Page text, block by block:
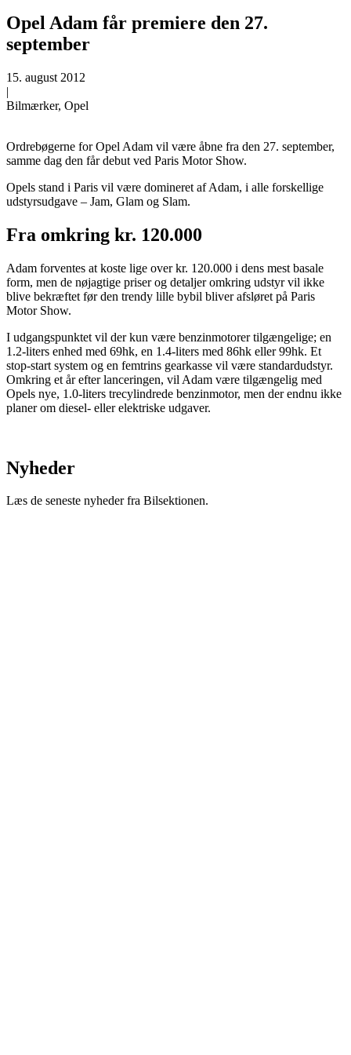
Opel Adam får premiere den 27.
september
15. august 2012
|
Bilmærker, Opel
Ordrebøgerne for Opel Adam vil være åbne fra den 27. september,
samme dag den får debut ved Paris Motor Show.
Opels stand i Paris vil være domineret af Adam, i alle forskellige
udstyrsudgave – Jam, Glam og Slam.
Fra omkring kr. 120.000
Adam forventes at koste lige over kr. 120.000 i dens mest basale
form, men de nøjagtige priser og detaljer omkring udstyr vil ikke
blive bekræftet før den trendy lille bybil bliver afsløret på Paris
Motor Show.
I udgangspunktet vil der kun være benzinmotorer tilgængelige; en
1.2-liters enhed med 69hk, en 1.4-liters med 86hk eller 99hk. Et
stop-start system og en femtrins gearkasse vil være standardudstyr.
Omkring et år efter lanceringen, vil Adam være tilgængelig med
Opels nye, 1.0-liters trecylindrede benzinmotor, men der endnu ikke
planer om diesel- eller elektriske udgaver.
Nyheder
Læs de seneste nyheder fra Bilsektionen.